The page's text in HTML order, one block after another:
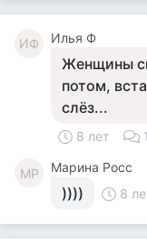
ИФ Илья Ф
Женщины
потом,
слёз...
8 лет 1
МР Марина Росс
)))) 8